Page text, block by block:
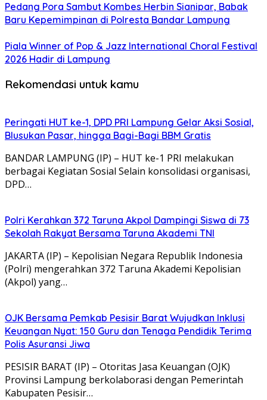
Pedang Pora Sambut Kombes Herbin Sianipar, Babak
Baru Kepemimpinan di Polresta Bandar Lampung
Piala Winner of Pop & Jazz International Choral Festival
2026 Hadir di Lampung
Rekomendasi untuk kamu
Peringati HUT ke-1, DPD PRI Lampung Gelar Aksi Sosial,
Blusukan Pasar, hingga Bagi-Bagi BBM Gratis
BANDAR LAMPUNG (IP) – HUT ke-1 PRI melakukan
berbagai Kegiatan Sosial Selain konsolidasi organisasi,
DPD…
Polri Kerahkan 372 Taruna Akpol Dampingi Siswa di 73
Sekolah Rakyat Bersama Taruna Akademi TNI
JAKARTA (IP) – Kepolisian Negara Republik Indonesia
(Polri) mengerahkan 372 Taruna Akademi Kepolisian
(Akpol) yang…
OJK Bersama Pemkab Pesisir Barat Wujudkan Inklusi
Keuangan Nyat: 150 Guru dan Tenaga Pendidik Terima
Polis Asuransi Jiwa
PESISIR BARAT (IP) – Otoritas Jasa Keuangan (OJK)
Provinsi Lampung berkolaborasi dengan Pemerintah
Kabupaten Pesisir…